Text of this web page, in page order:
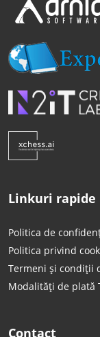
Linkuri rapide
Politica de
Politica privind
Termeni și condiții
Modalități de plată
Contact